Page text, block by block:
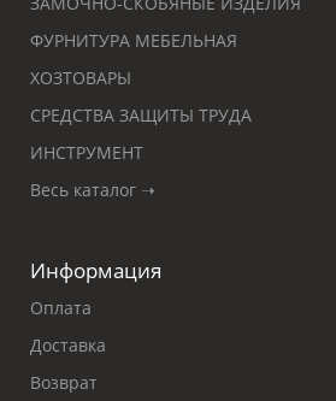
ФУРНИТУРА МЕБЕЛЬНАЯ
ХОЗТОВАРЫ
СРЕДСТВА ЗАЩИТЫ ТРУДА
ИНСТРУМЕНТ
Весь каталог ➝
Информация
Оплата
Доставка
Возврат